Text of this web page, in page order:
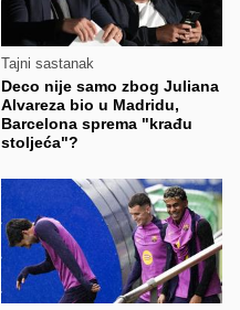
Tajni sastanak
Deco nije samo zbog Juliana
Alvareza bio u Madridu,
Barcelona sprema "krađu
stoljeća"?